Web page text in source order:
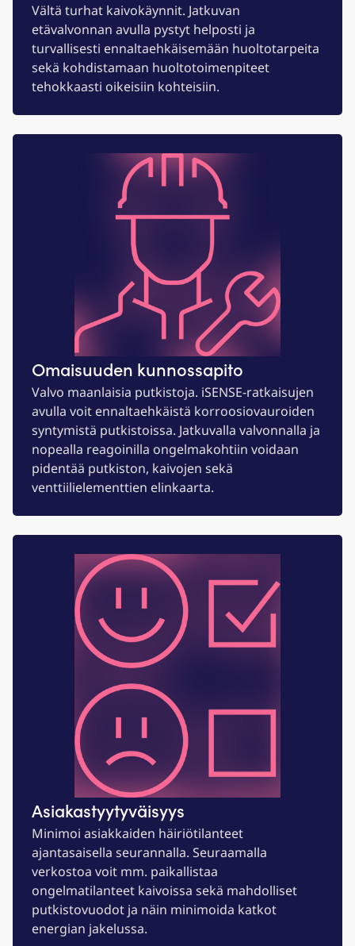
Vältä turhat kaivokäynnit. Jatkuvan
etävalvonnan avulla pystyt helposti ja
turvallisesti ennaltaehkäisemään huoltotarpeita
sekä kohdistamaan huoltotoimenpiteet
tehokkaasti oikeisiin kohteisiin.
Omaisuuden kunnossapito
Valvo maanlaisia putkistoja. iSENSE-ratkaisujen
avulla voit ennaltaehkäistä korroosiovauroiden
syntymistä putkistoissa. Jatkuvalla valvonnalla ja
nopealla reagoinilla ongelmakohtiin voidaan
pidentää putkiston, kaivojen sekä
venttiilielementtien elinkaarta.
Asiakas­tyytyväisyys
Minimoi asiakkaiden häiriötilanteet
ajantasaisella seurannalla. Seuraamalla
verkostoa voit mm. paikallistaa
ongelmatilanteet kaivoissa sekä mahdolliset
putkistovuodot ja näin minimoida katkot
energian jakelussa.